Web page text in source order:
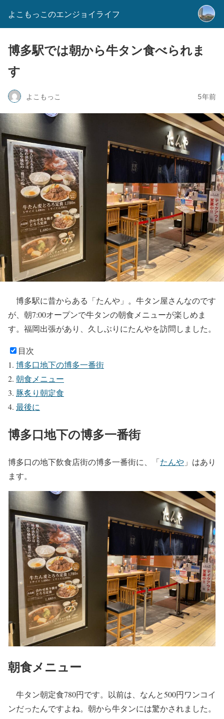
よこもっこのエンジョイライフ
博多駅では朝から牛タン食べられま
す
よこもっこ 5年前
博多駅に昔からある「たんや」。牛タン屋さんなのです
が、朝7:00オープンで牛タンの朝食メニューが楽しめま
す。福岡出張があり、久しぶりにたんやを訪問しました。
目次
博多口地下の博多一番街
朝食メニュー
豚炙り朝定食
最後に
博多口地下の博多一番街
博多口の地下飲食店街の博多一番街に、「たんや 」はあり
ます。
朝食メニュー
牛タン朝定食780円です。以前は、なんと500円ワンコイ
ンだったんですよね。朝から牛タンには驚かされました。